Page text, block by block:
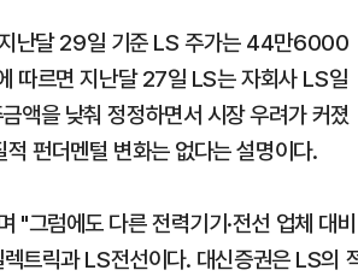
지난달 29일 기준 LS 주가는 44만6000
따르면 지난달 27일 LS는 자회사 LS일
액을 낮춰 정정하면서 시장 우려가 커졌
펀더멘털 변화는 없다는 설명이다.
그럼에도 다른 전력기기·전선 업체 대비
트릭과 LS전선이다. 대신증권은 LS의